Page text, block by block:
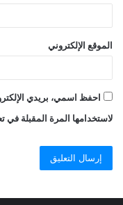
الموقع الإلكتروني
احفظ اسمي، بريدي
لاستخدامها المرة المقبلة في